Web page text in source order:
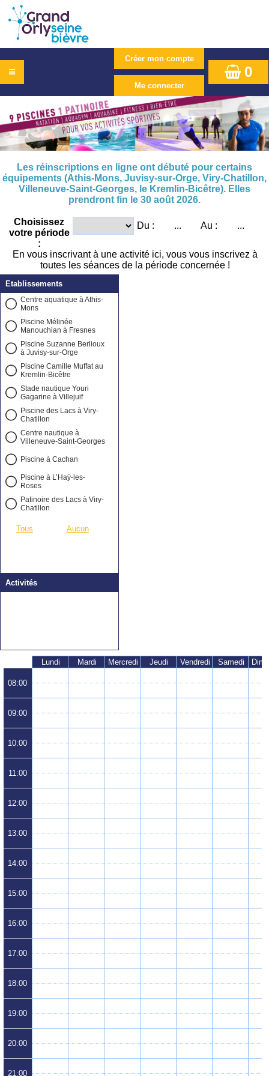
0
Les réinscriptions en ligne ont débuté pour certains
équipements (Athis-Mons, Juvisy-sur-Orge, Viry-Chatillon,
Villeneuve-Saint-Georges, le Kremlin-Bicêtre). Elles
prendront fin le 30 août 2026.
Choisissez
votre période
:
Du : ... Au : ...
En vous inscrivant à une activité ici, vous vous inscrivez à
toutes les séances de la période concernée !
Etablissements
Centre aquatique à Athis-
Mons
Piscine Mélinée
Manouchian à Fresnes
Piscine Suzanne Berlioux
à Juvisy-sur-Orge
Piscine Camille Muffat au
Kremlin-Bicêtre
Stade nautique Youri
Gagarine à Villejuif
Piscine des Lacs à Viry-
Chatillon
Centre nautique à
Villeneuve-Saint-Georges
Piscine à Cachan
Piscine à L’Haÿ-les-
Roses
Patinoire des Lacs à Viry-
Chatillon
Tous Aucun
Activités
Lundi Mardi Mercredi Jeudi Vendredi Samedi
08:00
09:00
10:00
11:00
12:00
13:00
14:00
15:00
16:00
17:00
18:00
19:00
20:00
21:00